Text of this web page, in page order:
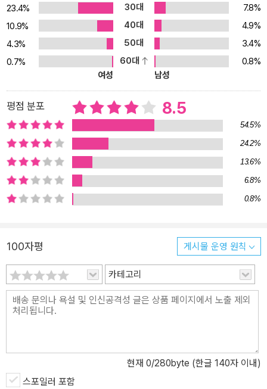
육수를 우려내는 요괴 등이 등장하는 재기발랄한 21편의 작품이 담겨
있다. 「부품을 구하는 요괴」는 김동식 작가가 가진 노동에 대한 감각
이 빛나는 작품이다. 갑자기 인류 앞에 나타난 요괴는 기계에 부품으
로 쓸 인간이 필요하다며 조건에 맞는 한 사람을 납치해 간다. 전 인류
는 그를 보며 어쩜 그리도 재수 없을까, 애석하게 여긴다. 그런데 저녁
퇴근이랍니다” 하고 말하며, 일당으로 받은 금을 내어 보인다. 그 순
간부터 그는 연민이 아니라 부러움의 대상이 되고, 인류는 요괴의 부
품이 되기 위해 몰려든다. 특히 부품이 된 인간은 일하는 동안 ‘어머니
의 양수에 있는 것처럼 편안’한 것은 물론, 주말에는 출근하지 않아도
되었다. 결국 요괴의 부품이 되는 것이, 오히려 지구에서의 노동보다
도 나았던 것이다. 노동의 조건 앞에서 누가 인간이고 누가 요괴인가,
하는 물음표가 모두에게 남는다. 3권 『13일의 김남우』에는 현실적 상
상력의 한계를 시험하게 한다. 타인의 시각을 공유하게 된다면 어떻
게 될까? 감정을 느끼지 못하는 사이코패스에게 복수를 해야 하려면
어떻게 해야 할까? 한 번쯤 상상해봤을 만한 이야기의 끝은 예측불허
다. 특히 김동식은 전에 없던, 새로운 종류의 작가다. 10년 넘게 공장
의 뜨거운 아연 앞에서 노동하면서, 거기에 노동과, 인간과, 현재에 대
한 성찰을 녹여냈다. 공장 바깥을 부유하고자 했던 그의 자아가, 무엇
기’들이다. 독자들은 김동식의 글을 읽으며 전에 없던 즐거움을 맛볼
수 있을 것이다.
23.4%
30대
7.8%
10.9%
40대
4.9%
4.3%
50대
3.4%
0.7%
60대
0.8%
여성
남성
평점 분포 8.5
54.5%
24.2%
13.6%
6.8%
0.8%
100자평 게시물 운영 원칙
카테고리
현재 0/280byte (한글 140자 이내)
스포일러 포함